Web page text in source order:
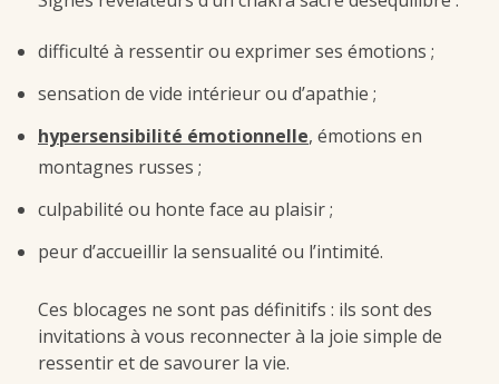
difficulté à ressentir ou exprimer ses émotions ;
sensation de vide intérieur ou d’apathie ;
hypersensibilité émotionnelle, émotions en
montagnes russes ;
culpabilité ou honte face au plaisir ;
peur d’accueillir la sensualité ou l’intimité.
Ces blocages ne sont pas définitifs : ils sont des
invitations à vous reconnecter à la joie simple de
ressentir et de savourer la vie.